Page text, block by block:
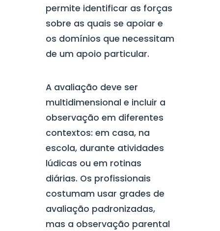
permite identificar as forças
sobre as quais se apoiar e
os domínios que necessitam
de um apoio particular.
A avaliação deve ser
multidimensional e incluir a
observação em diferentes
contextos: em casa, na
escola, durante atividades
lúdicas ou em rotinas
diárias. Os profissionais
costumam usar grades de
avaliação padronizadas,
mas a observação parental